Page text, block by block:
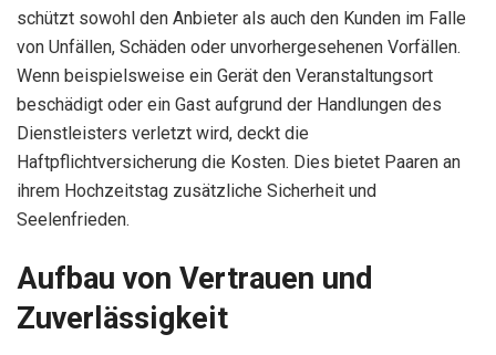
schützt sowohl den Anbieter als auch den Kunden im Falle
von Unfällen, Schäden oder unvorhergesehenen Vorfällen.
Wenn beispielsweise ein Gerät den Veranstaltungsort
beschädigt oder ein Gast aufgrund der Handlungen des
Dienstleisters verletzt wird, deckt die
Haftpflichtversicherung die Kosten. Dies bietet Paaren an
ihrem Hochzeitstag zusätzliche Sicherheit und
Seelenfrieden.
Aufbau von Vertrauen und
Zuverlässigkeit